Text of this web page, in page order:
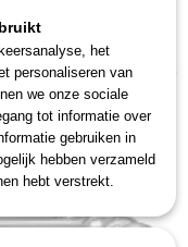
het
personaliseren van
we onze sociale
tot informatie over
gebruiken in
hebben verzameld
hebt verstrekt.